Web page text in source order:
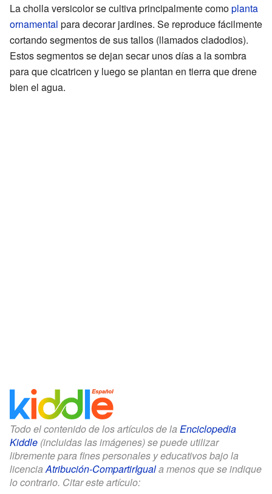
La cholla versicolor se cultiva principalmente comoplanta
ornamental para decorar jardines. Se reproduce fácilmente
cortando segmentos de sus tallos (llamados cladodios).
Estos segmentos se dejan secar unos días a la sombra
para que cicatricen y luego se plantan en tierra que drene
bien el agua.
Todo el contenido de los artículos de la Enciclopedia
Kiddle (incluidas las imágenes) se puede utilizar
libremente para fines personales y educativos bajo la
licenciaAtribución-CompartirIguala menos que se indique
lo contrario. Citar este artículo: